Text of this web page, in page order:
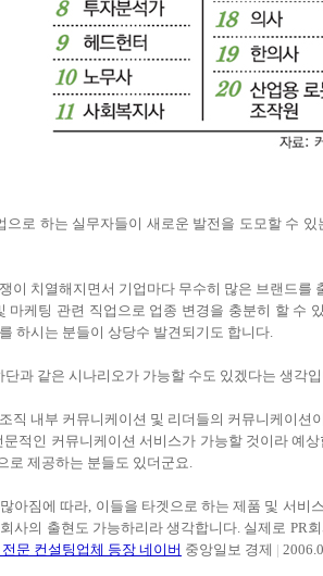
으로 하는 실무자들이 새로운 발전을 도모할 수
이 치열해지면서 기업마다 무수히 많은 브랜드를
마케팅 관련 직업으로 업종 변경을 충분히 할 수
하시는 분들이 상당수 발견되기도 합니다.
과 같은 시나리오가 가능할 수도 있겠다는 생각입
직 내부 커뮤니케이션 및 리더들의 커뮤니케이션
적인 커뮤니케이션 서비스가 가능할 것이라 예
제공하는 분들도 있더군요.
아짐에 따라, 이들을 타겟으로 하는 제품 및 서비
사의 출현도 가능하리라 생각합니다. 실제로 PR
문 컨설팅업체 등장네이버 중앙일보 경제 |